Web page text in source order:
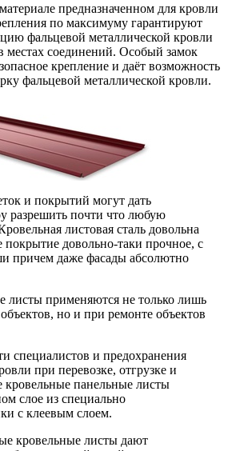
предназначенном для кровли
по максимуму гарантируют
фальцевой металлической кровли
соединений. Особый замок
крепление и даёт возможность
фальцевой металлической кровли.
и покрытий могут дать
разрешить почти что любую
листовая сталь довольна
покрытие довольно-таки прочное, с
причем даже фасады абсолютно
листы применяются не только лишь
но и при ремонте объектов
специалистов и предохранения
при перевозке, отгрузке и
кровельные панельные листы
слое из специально
с клеевым слоем.
кровельные листы дают